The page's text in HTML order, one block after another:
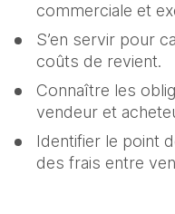
commerciale et
S’en servir pour
coûts de revient.
Connaître les
vendeur et
Identifier le point
des frais entre